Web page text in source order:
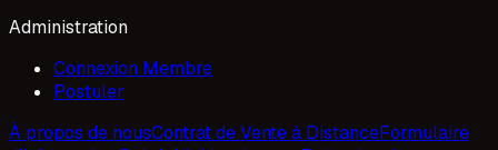
Administration
Connexion Membre
Postuler
À propos de nousContrat de Vente à DistanceFormulaire